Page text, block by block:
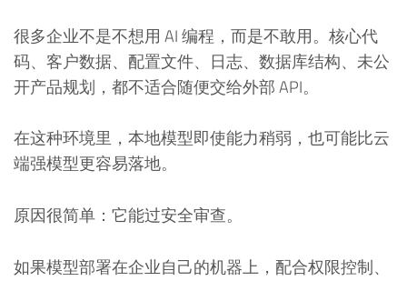
很多企业不是不想用 AI 编程，而是不敢用。核心代
码、客户数据、配置文件、日志、数据库结构、未公
开产品规划，都不适合随便交给外部 API。
在这种环境里，本地模型即使能力稍弱，也可能比云
端强模型更容易落地。
原因很简单：它能过安全审查。
如果模型部署在企业自己的机器上，配合权限控制、